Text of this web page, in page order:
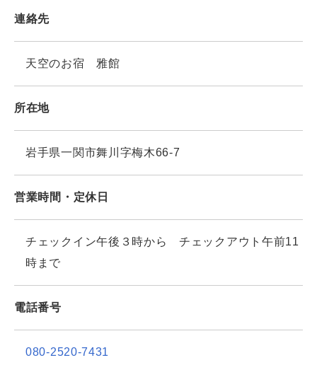
連絡先
天空のお宿 雅館
所在地
岩手県一関市舞川字梅木66-7
営業時間・定休日
チェックイン午後３時から チェックアウト午前11
時まで
電話番号
080-2520-7431